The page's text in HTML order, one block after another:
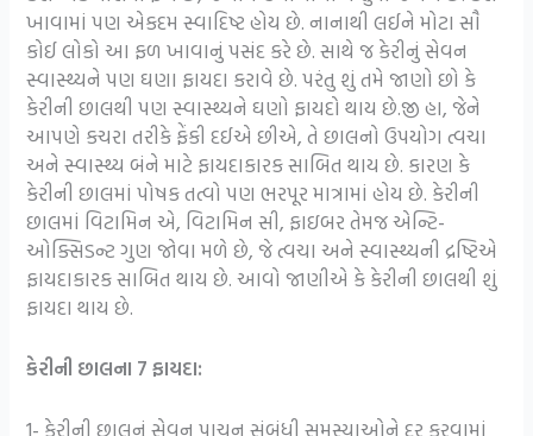
ખાવામાં પણ એકદમ સ્વાદિષ્ટ હોય છે. નાનાથી લઈને મોટા સૌ
કોઈ લોકો આ ફળ ખાવાનું પસંદ કરે છે. સાથે જ કેરીનું સેવન
સ્વાસ્થ્યને પણ ઘણા ફાયદા કરાવે છે. પરંતુ શું તમે જાણો છો કે
કેરીની છાલથી પણ સ્વાસ્થ્યને ઘણો ફાયદો થાય છે.જી હા, જેને
આપણે કચરા તરીકે ફેંકી દઈએ છીએ, તે છાલનો ઉપયોગ ત્વચા
અને સ્વાસ્થ્ય બંને માટે ફાયદાકારક સાબિત થાય છે. કારણ કે
કેરીની છાલમાં પોષક તત્વો પણ ભરપૂર માત્રામાં હોય છે. કેરીની
છાલમાં વિટામિન એ, વિટામિન સી, ફાઇબર તેમજ એન્ટિ-
ઓક્સિડન્ટ ગુણ જોવા મળે છે, જે ત્વચા અને સ્વાસ્થ્યની દ્રષ્ટિએ
ફાયદાકારક સાબિત થાય છે. આવો જાણીએ કે કેરીની છાલથી શું
ફાયદા થાય છે.
કેરીની છાલના 7 ફાયદા:
1- કેરીની છાલનું સેવન પાચન સંબંધી સમસ્યાઓને દૂર કરવામાં